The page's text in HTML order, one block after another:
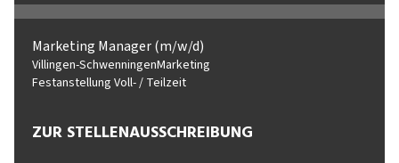
Marketing Manager (m/w/d)
Villingen-SchwenningenMarketing
Festanstellung Voll- / Teilzeit
ZUR STELLENAUSSCHREIBUNG